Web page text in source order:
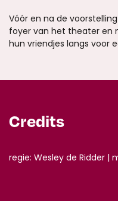
Vóór en na de
foyer van het theater en
hun vriendjes langs voor
Credits
regie: Wesley de Ridder |